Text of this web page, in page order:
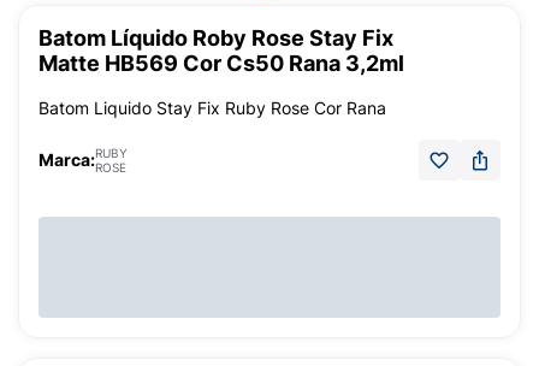
Batom Líquido Roby Rose Stay Fix
Matte HB569 Cor Cs50 Rana 3,2ml
Batom Liquido Stay Fix Ruby Rose Cor Rana
Marca:RUBY
ROSE